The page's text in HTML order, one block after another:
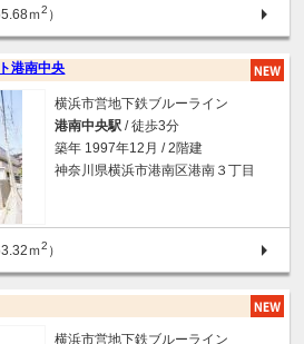
ｍ2 ）
港南中央
横浜市営地下鉄ブルーライン
港南中央駅 / 徒歩3分
築年 1997年12月 / 2階建
神奈川県横浜市港南区港南３丁目
ｍ2 ）
横浜市営地下鉄ブルーライン